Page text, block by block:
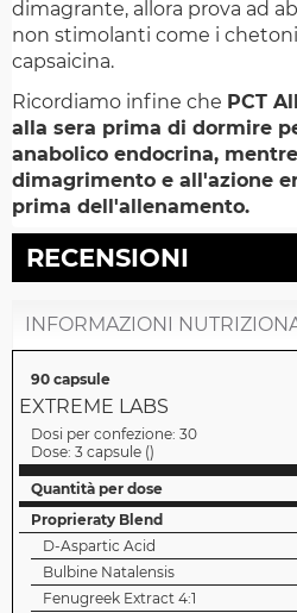
dimagrante, allora prova ad
non stimolanti come i
capsaicina.
Ricordiamo infine che PCT
alla sera prima di dormire
anabolico endocrina,
dimagrimento e all'azione
prima dell'allenamento.
RECENSIONI
INFORMAZIONI
90 capsule
EXTREME LABS
Dosi per confezione: 30
Dose: 3 capsule ()
Quantità per dose
Proprieraty Blend
D-Aspartic Acid
Bulbine Natalensis
Fenugreek Extract 4:1